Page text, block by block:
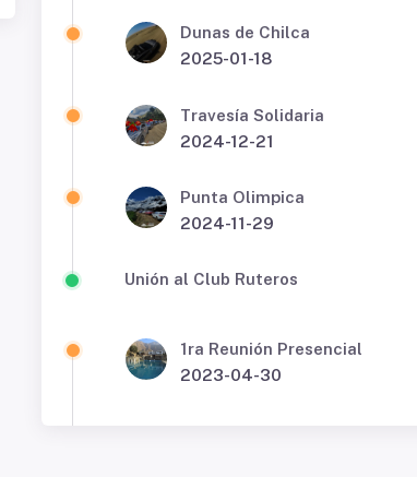
Dunas de Chilca
2025-01-18
Travesía Solidaria
2024-12-21
Punta Olimpica
2024-11-29
Unión al Club Ruteros
1ra Reunión Presencial
2023-04-30